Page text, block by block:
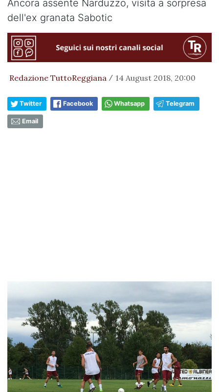
Ancora assente Narduzzo, visita a sorpresa
dell'ex granata Sabotic
Redazione TuttoReggiana / 14 August 2018, 20:00
Twitter Facebook Whatsapp Telegram
Email